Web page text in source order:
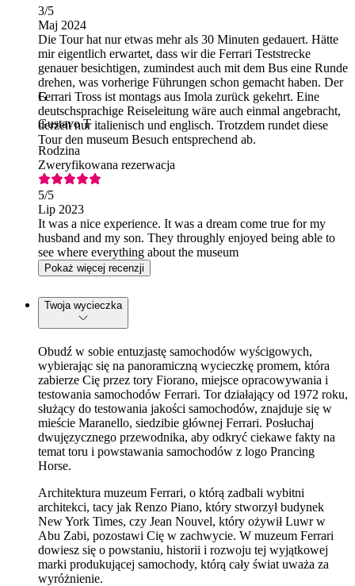
3/5
Maj 2024
Die Tour hat nur etwas mehr als 30 Minuten gedauert. Hätte
mir eigentlich erwartet, dass wir die Ferrari Teststrecke
genauer besichtigen, zumindest auch mit dem Bus eine Runde
drehen, was vorherige Führungen schon gemacht haben. Der
Ferrari Tross ist montags aus Imola zurück gekehrt. Eine
deutschsprachige Reiseleitung wäre auch einmal angebracht,
derzeit nur italienisch und englisch. Trotzdem rundet diese
Tour den museum Besuch entsprechend ab.
G
Gustavo T
Rodzina
Zweryfikowana rezerwacja
5/5
Lip 2023
It was a nice experience. It was a dream come true for my
husband and my son. They throughly enjoyed being able to
see where everything about the museum
Pokaż więcej recenzji
Twoja wycieczka
Obudź w sobie entuzjastę samochodów wyścigowych,
wybierając się na panoramiczną wycieczkę promem, która
zabierze Cię przez tory Fiorano, miejsce opracowywania i
testowania samochodów Ferrari. Tor działający od 1972 roku,
służący do testowania jakości samochodów, znajduje się w
mieście Maranello, siedzibie głównej Ferrari. Posłuchaj
dwujęzycznego przewodnika, aby odkryć ciekawe fakty na
temat toru i powstawania samochodów z logo Prancing
Horse.
Architektura muzeum Ferrari, o którą zadbali wybitni
architekci, tacy jak Renzo Piano, który stworzył budynek
New York Times, czy Jean Nouvel, który ożywił Luwr w
Abu Zabi, pozostawi Cię w zachwycie. W muzeum Ferrari
dowiesz się o powstaniu, historii i rozwoju tej wyjątkowej
marki produkującej samochody, którą cały świat uważa za
wyróżnienie.